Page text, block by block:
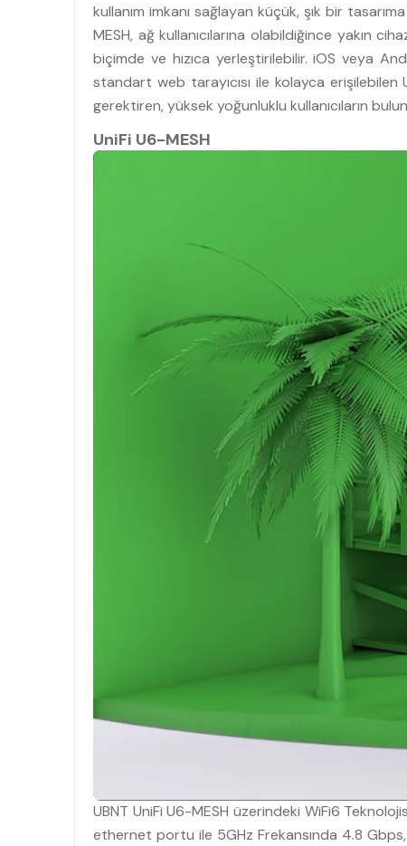
kullanım imkanı sağlayan küçük, şık bir
MESH, ağ kullanıcılarına olabildiğince yakın
biçimde ve hızıca yerleştirilebilir. iOS veya
standart web tarayıcısı ile kolayca
gerektiren, yüksek yoğunluklu kullanıcıların
UniFi U6-MESH
UBNT UniFi U6-MESH üzerindeki WiFi6
ethernet portu ile 5GHz Frekansında 4.8